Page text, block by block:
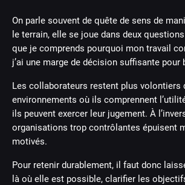
On parle souvent de quête de sens de
le terrain, elle se joue dans deux
que je comprends pourquoi mon travail
j’ai une marge de décision suffisante pour
Les collaborateurs restent plus volontiers
environnements où ils comprennent
ils peuvent exercer leur jugement. À
organisations trop contrôlantes épuisent
motivés.
Pour retenir durablement, il faut donc
là où elle est possible, clarifier les